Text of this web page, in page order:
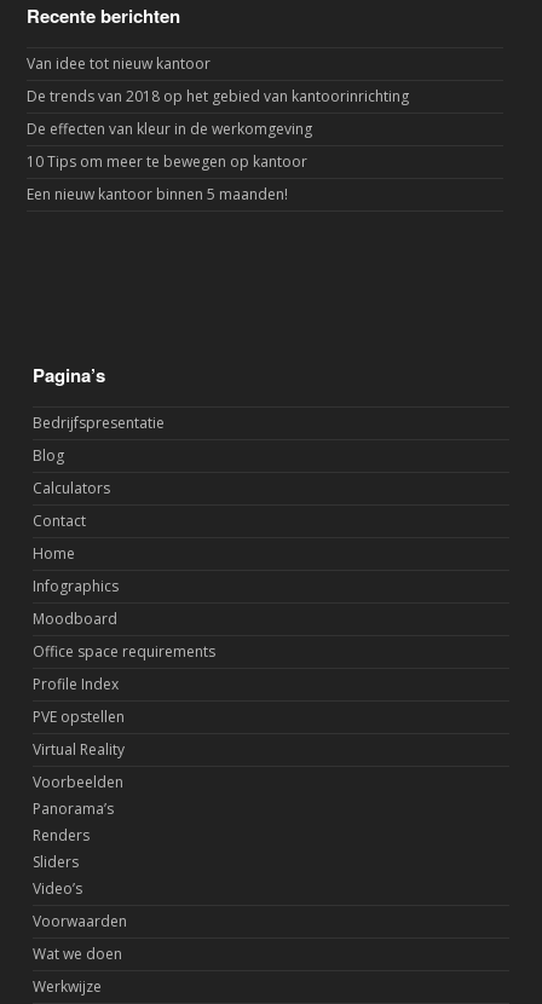
Recente berichten
Van idee tot nieuw kantoor
De trends van 2018 op het gebied van kantoorinrichting
De effecten van kleur in de werkomgeving
10 Tips om meer te bewegen op kantoor
Een nieuw kantoor binnen 5 maanden!
Pagina’s
Bedrijfspresentatie
Blog
Calculators
Contact
Home
Infographics
Moodboard
Office space requirements
Profile Index
PVE opstellen
Virtual Reality
Voorbeelden
Panorama’s
Renders
Sliders
Video’s
Voorwaarden
Wat we doen
Werkwijze